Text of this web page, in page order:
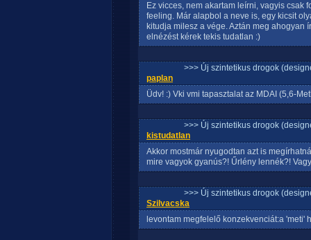
Ez vicces, nem akartam leírni, vagyis csak
feeling. Már alapbol a neve is, egy kicsit
kitudja milesz a vége. Aztán meg ahogyan
elnézést kérek tekis tudatlan :)
>>> Új szintetikus drogok
paplan
Üdv! :) Vki vmi tapasztalat az MDAI (5,6-
>>> Új szintetikus drogok
kistudatlan
Akkor mostmár nyugodtan azt is
mire vagyok gyanús?! Űrlény lennék?!
>>> Új szintetikus drogok
Szilvacska
levontam megfelelő konzekvenciát:a 'meti'